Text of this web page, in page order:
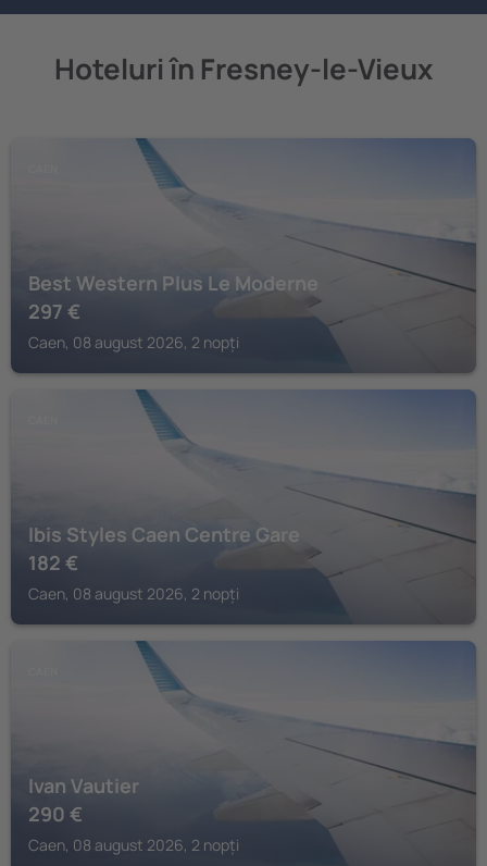
Hoteluri în Fresney-le-Vieux
Best Western Plus Le Moderne
297 €
Caen, 08 august 2026, 2 nopți
Ibis Styles Caen Centre Gare
182 €
Caen, 08 august 2026, 2 nopți
Ivan Vautier
290 €
Caen, 08 august 2026, 2 nopți